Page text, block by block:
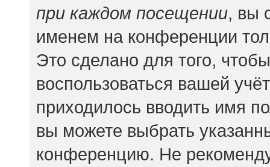
при каждом посещении, вы
именем на конференции
Это сделано для того,
воспользоваться вашей
приходилось вводить имя
вы можете выбрать
конференцию. Не